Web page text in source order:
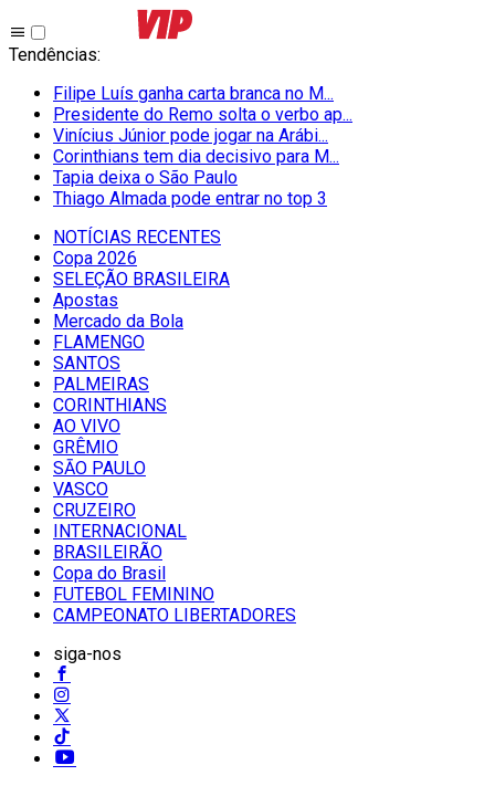
Tendências:
Filipe Luís ganha carta branca no M...
Presidente do Remo solta o verbo ap...
Vinícius Júnior pode jogar na Arábi...
Corinthians tem dia decisivo para M...
Tapia deixa o São Paulo
Thiago Almada pode entrar no top 3
NOTÍCIAS RECENTES
Copa 2026
SELEÇÃO BRASILEIRA
Apostas
Mercado da Bola
FLAMENGO
SANTOS
PALMEIRAS
CORINTHIANS
AO VIVO
GRÊMIO
SĀO PAULO
VASCO
CRUZEIRO
INTERNACIONAL
BRASILEIRÃO
Copa do Brasil
FUTEBOL FEMININO
CAMPEONATO LIBERTADORES
siga-nos